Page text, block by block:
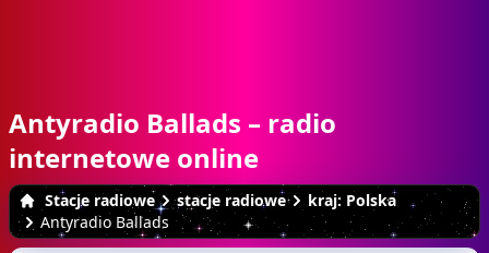
Antyradio Ballads – radio
internetowe online
Stacje radiowe stacje radiowe
kraj: Polska
Antyradio Ballads